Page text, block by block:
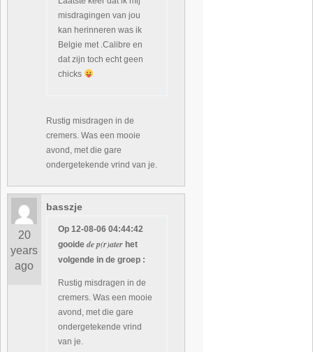
misdragingen van jou
kan herinneren was ik
Belgie met .Calibre en
dat zijn toch echt geen
chicks
Rustig misdragen in de
cremers. Was een mooie
avond, met die gare
ondergetekende vrind van je.
20
years
ago
basszje
Op 12-08-06 04:44:42
gooidede p(r)ater het
volgende in de groep :
Rustig misdragen in de
cremers. Was een mooie
avond, met die gare
ondergetekende vrind
van je.